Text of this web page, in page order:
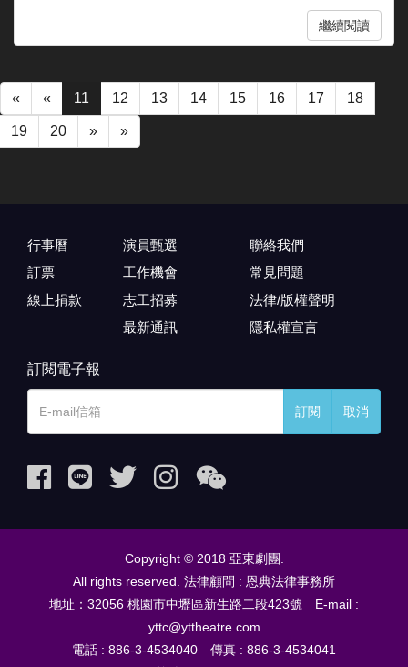
繼續閱讀
« « 11 12 13 14 15 16 17 18
19 20 » »
行事曆
訂票
線上捐款
演員甄選
工作機會
志工招募
最新通訊
聯絡我們
常見問題
法律/版權聲明
隱私權宣言
訂閱電子報
訂閱 取消
Copyright © 2018 亞東劇團.
All rights reserved. 法律顧問 : 恩典法律事務所
地址：32056 桃園市中壢區新生路二段423號 E-mail :
yttc@yttheatre.com
電話 : 886-3-4534040 傳真 : 886-3-4534041